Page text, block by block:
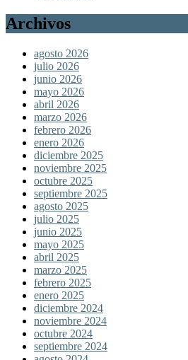
Archivos
agosto 2026
julio 2026
junio 2026
mayo 2026
abril 2026
marzo 2026
febrero 2026
enero 2026
diciembre 2025
noviembre 2025
octubre 2025
septiembre 2025
agosto 2025
julio 2025
junio 2025
mayo 2025
abril 2025
marzo 2025
febrero 2025
enero 2025
diciembre 2024
noviembre 2024
octubre 2024
septiembre 2024